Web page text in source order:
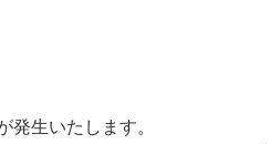
生いたします。